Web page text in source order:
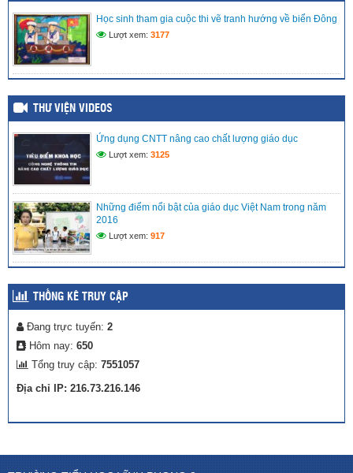
(15/05/2026)
LIÊN ĐỘI TRƯỜNG TIỂU HỌC VĨNH PHONG 3 TRAO TẶNG
QUÀ HỖ TRỢ CHO THIẾU NHI CÓ HOÀN CẢNH KHÓ
KHĂN
MÔ HÌNH TRẢI NGHIỆM SÁNG TẠO: “CHẮP CÁNH TÀI
NĂNG NHÍ TRÊN NỀN TẢNG SỐ” TẠI LIÊN ĐỘI TIỂU HỌC
VĨNH PHONG 3 NĂM 2025 – 2026
(27/04/2026)
Học sinh tham gia cuộc thi vẽ tranh hướng về biển Đông
Lượt xem: 3177
THƯ VIỆN VIDEOS
Ứng dụng CNTT nâng cao chất lượng giáo dục
Lượt xem: 3125
Những điểm nổi bật của giáo dục Việt Nam trong năm
2016
Lượt xem: 917
THỐNG KÊ TRUY CẬP
Đang trực tuyến: 2
Hôm nay: 650
Tổng truy cập: 7551057
Địa chỉ IP: 216.73.216.146